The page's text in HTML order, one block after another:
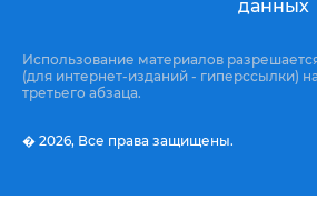
данных
Использование материалов
(для интернет-изданий - гиперссылки)
третьего абзаца.
� 2026, Все права защищены.